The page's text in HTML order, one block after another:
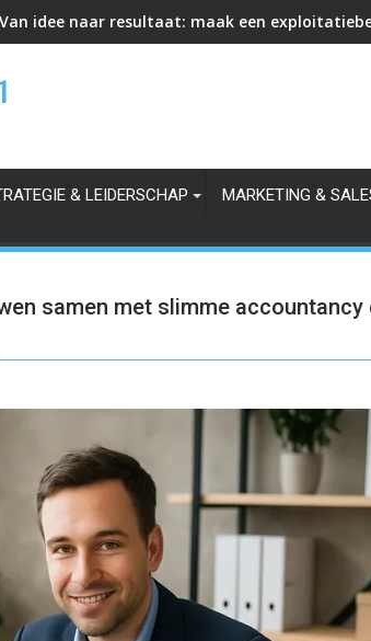
Van idee naar resultaat: maak een
& LEIDERSCHAP MARKETING &
samen met slimme accountancy